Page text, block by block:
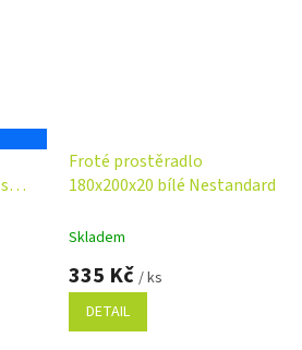
Froté prostěradlo
180x200x20 bílé Nestandard
Skladem
335 Kč / ks
DETAIL